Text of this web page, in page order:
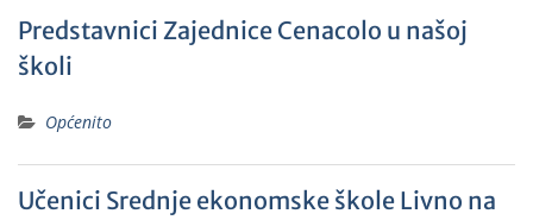
Predstavnici Zajednice Cenacolo u našoj
školi
Općenito
Učenici Srednje ekonomske škole Livno na